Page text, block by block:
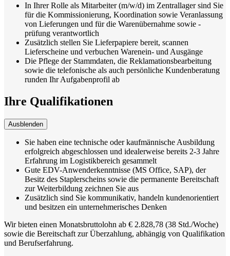
In Ihrer Rolle als Mitarbeiter (m/w/d) im Zentrallager sind Sie
für die Kommissionierung, Koordination sowie Veranlassung
von Lieferungen und für die Warenübernahme sowie -
prüfung verantwortlich
Zusätzlich stellen Sie Lieferpapiere bereit, scannen
Lieferscheine und verbuchen Warenein- und Ausgänge
Die Pflege der Stammdaten, die Reklamationsbearbeitung
sowie die telefonische als auch persönliche Kundenberatung
runden Ihr Aufgabenprofil ab
Ihre Qualifikationen
Ausblenden
Sie haben eine technische oder kaufmännische Ausbildung
erfolgreich abgeschlossen und idealerweise bereits 2-3 Jahre
Erfahrung im Logistikbereich gesammelt
Gute EDV-Anwenderkenntnisse (MS Office, SAP), der
Besitz des Staplerscheins sowie die permanente Bereitschaft
zur Weiterbildung zeichnen Sie aus
Zusätzlich sind Sie kommunikativ, handeln kundenorientiert
und besitzen ein unternehmerisches Denken
Wir bieten einen Monatsbruttolohn ab € 2.828,78 (38 Std./Woche)
sowie die Bereitschaft zur Überzahlung, abhängig von Qualifikation
und Berufserfahrung.